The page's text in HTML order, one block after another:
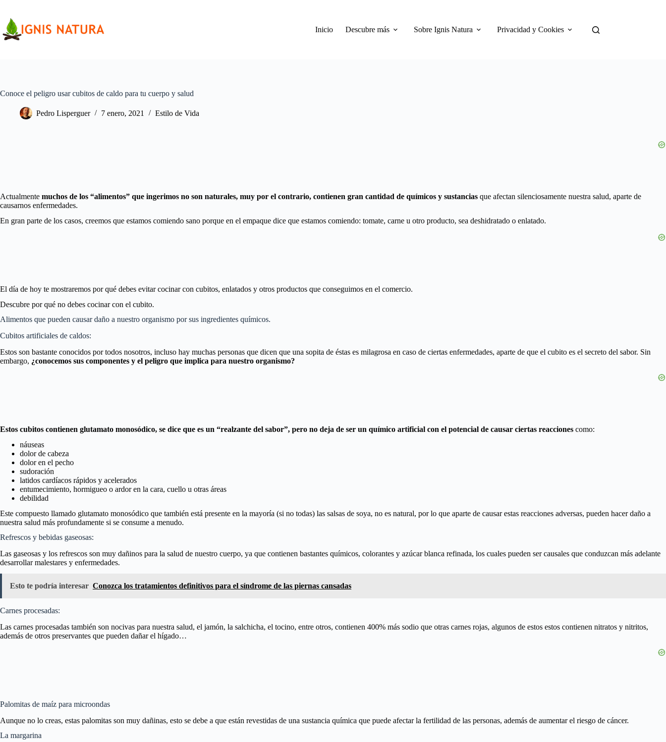
contenido
Inicio
Descubre más Sobre Ignis Natura Privacidad y Cookies
Conoce el peligro usar cubitos de caldo para tu cuerpo y salud
Pedro Lisperguer 7 enero, 2021 Estilo de Vida
Actualmente muchos de los “alimentos” que ingerimos no son naturales, muy por el contrario, contienen gran cantidad de químicos y sustancias que afectan silenciosamente nuestra salud, aparte de
causarnos enfermedades.
En gran parte de los casos, creemos que estamos comiendo sano porque en el empaque dice que estamos comiendo: tomate, carne u otro producto, sea deshidratado o enlatado.
El día de hoy te mostraremos por qué debes evitar cocinar con cubitos, enlatados y otros productos que conseguimos en el comercio.
Descubre por qué no debes cocinar con el cubito.
Alimentos que pueden causar daño a nuestro organismo por sus ingredientes químicos.
Cubitos artificiales de caldos:
Estos son bastante conocidos por todos nosotros, incluso hay muchas personas que dicen que una sopita de éstas es milagrosa en caso de ciertas enfermedades, aparte de que el cubito es el secreto del sabor. Sin
embargo, ¿conocemos sus componentes y el peligro que implica para nuestro organismo?
Estos cubitos contienen glutamato monosódico, se dice que es un “realzante del sabor”, pero no deja de ser un químico artificial con el potencial de causar ciertas reacciones como:
náuseas
dolor de cabeza
dolor en el pecho
sudoración
latidos cardíacos rápidos y acelerados
entumecimiento, hormigueo o ardor en la cara, cuello u otras áreas
debilidad
Este compuesto llamado glutamato monosódico que también está presente en la mayoría (si no todas) las salsas de soya, no es natural, por lo que aparte de causar estas reacciones adversas, pueden hacer daño a
nuestra salud más profundamente si se consume a menudo.
Refrescos y bebidas gaseosas:
Las gaseosas y los refrescos son muy dañinos para la salud de nuestro cuerpo, ya que contienen bastantes químicos, colorantes y azúcar blanca refinada, los cuales pueden ser causales que conduzcan más adelante
desarrollar malestares y enfermedades.
Esto te podría interesar Conozca los tratamientos definitivos para el síndrome de las piernas cansadas
Carnes procesadas:
Las carnes procesadas también son nocivas para nuestra salud, el jamón, la salchicha, el tocino, entre otros, contienen 400% más sodio que otras carnes rojas, algunos de estos estos contienen nitratos y nitritos,
además de otros preservantes que pueden dañar el hígado…
Palomitas de maíz para microondas
Aunque no lo creas, estas palomitas son muy dañinas, esto se debe a que están revestidas de una sustancia química que puede afectar la fertilidad de las personas, además de aumentar el riesgo de cáncer.
La margarina